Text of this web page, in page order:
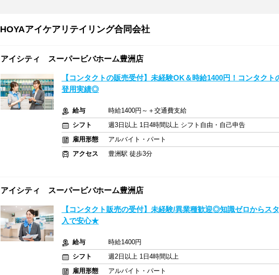
HOYAアイケアリテイリング合同会社
アイシティ スーパービバホーム豊洲店
【コンタクトの販売受付】未経験OK＆時給1400円！コンタクト
登用実績◎
給与
時給1400円～＋交通費支給
シフト
週3日以上 1日4時間以上 シフト自由・自己申告
雇用形態
アルバイト・パート
アクセス
豊洲駅 徒歩3分
アイシティ スーパービバホーム豊洲店
【コンタクト販売の受付】未経験/異業種歓迎◎知識ゼロからス
入で安心★
給与
時給1400円
シフト
週2日以上 1日4時間以上
雇用形態
アルバイト・パート